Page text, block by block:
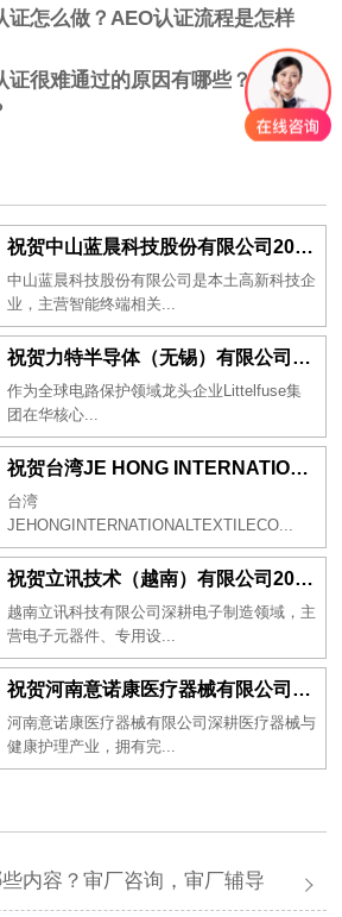
证怎么做？AEO认证流程是怎样
证很难通过的原因有哪些？AEO认
祝贺中山蓝晨科技股份有限公司2026年一次性成功通过BSCI验厂-B级
中山蓝晨科技股份有限公司是本土高新科技企
业，主营智能终端相关...
祝贺力特半导体（无锡）有限公司2026年一次性成功通过RBA-VAP认证审核并取得170.2分
作为全球电路保护领域龙头企业Littelfuse集
团在华核心...
祝贺台湾JE HONG INTERNATIONAL TEXTILE CO., LTD 2026年一次性成功通过GRS认证
台湾
JEHONGINTERNATIONALTEXTILECO...
祝贺立讯技术（越南）有限公司2026年一次性成功通过RBA-VAP审核获得金牌评级！
越南立讯科技有限公司深耕电子制造领域，主
营电子元器件、专用设...
祝贺河南意诺康医疗器械有限公司2026年一次性成功通过GMP认证
河南意诺康医疗器械有限公司深耕医疗器械与
健康护理产业，拥有完...
内容？审厂咨询，审厂辅导